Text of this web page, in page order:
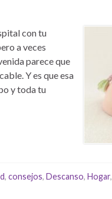
con tu
a veces
parece que
Y es que esa
y toda tu
, consejos, Descanso, Hogar,